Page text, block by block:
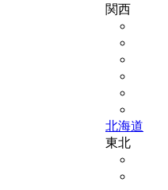
関西
北海道
東北